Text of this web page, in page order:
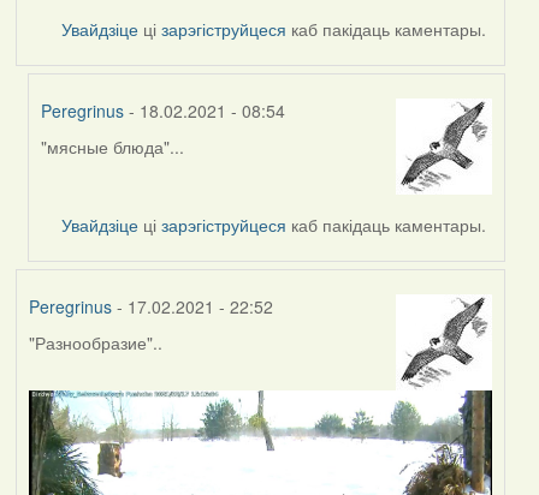
Увайдзіце цізарэгіструйцеся каб пакідаць каментары.
Peregrinus - 18.02.2021 - 08:54
In
vranova
"мясные блюда"...
Увайдзіце цізарэгіструйцеся каб пакідаць каментары.
Peregrinus- 17.02.2021 - 22:52
"Разнообразие"..